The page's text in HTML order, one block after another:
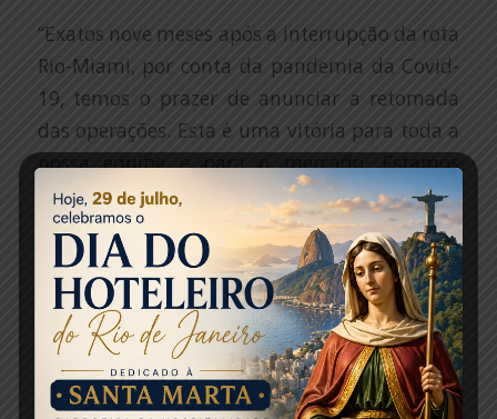
“Exatos nove meses após a interrupção da rota
Rio-Miami, por conta da pandemia da Covid-
19, temos o prazer de anunciar a retomada
das operações. Esta é uma vitória para toda a
nossa equipe e para o mercado. Estamos
confiantes de que teremos bons resultados e
com esperança de continuar expandido nossa
malha para o Brasil”, afirma Alexandre
Cavalcanti, diretor de Vendas da American
Airlines para o Brasil.
O executivo destaca os 30 anos de operações
da AA no Brasil e se mantém otimista sobre a